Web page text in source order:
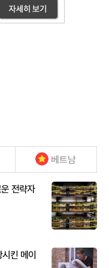
베트남
전략자
킨 메이